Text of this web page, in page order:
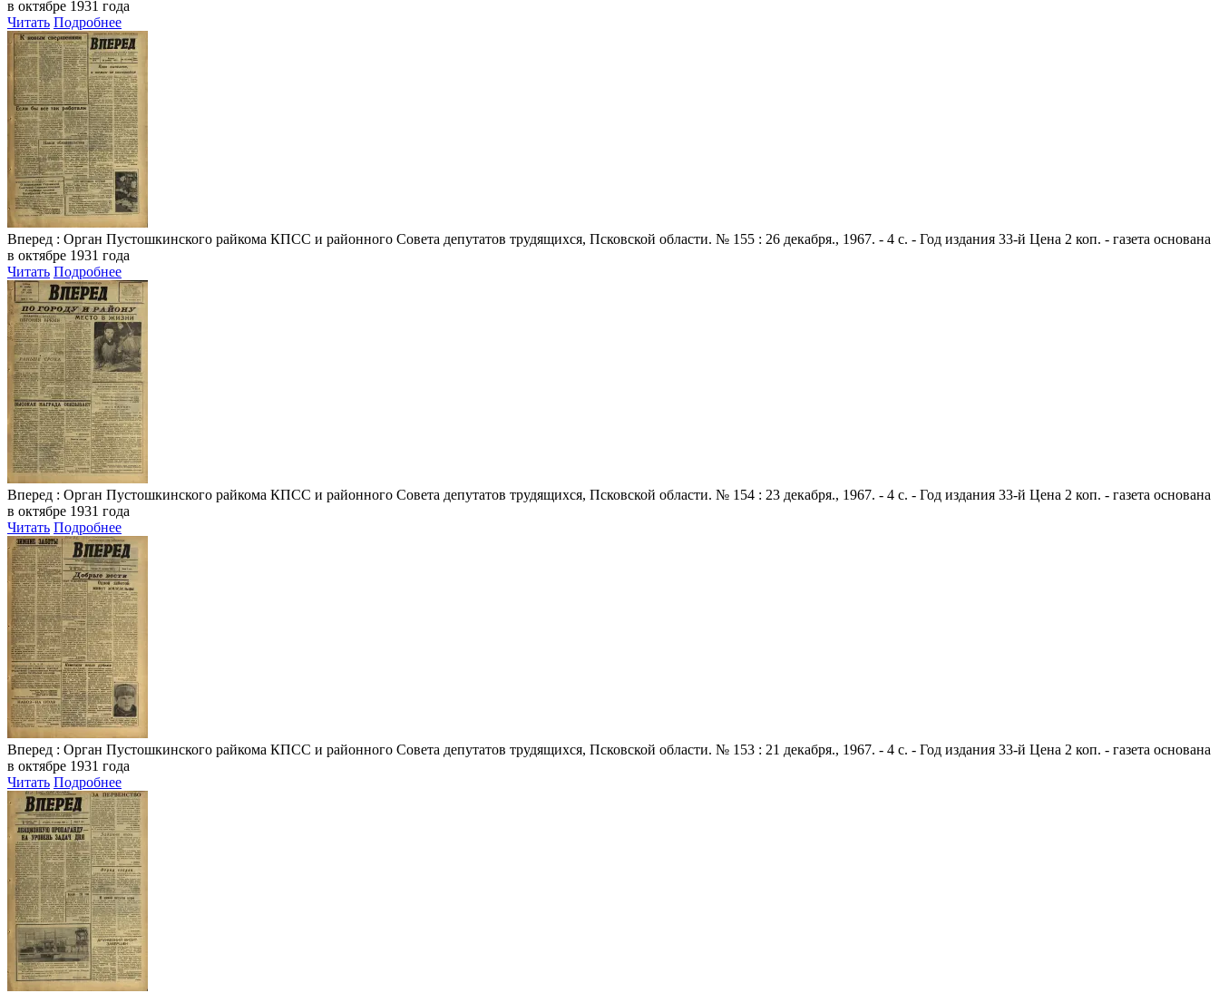
в октябре 1931 года
Читать Подробнее
Вперед : Орган Пустошкинского райкома КПСС и районного Совета депутатов трудящихся, Псковской области. № 155 : 26 декабря., 1967. - 4 с. - Год издания 33-й Цена 2 коп. - газета основана
в октябре 1931 года
Читать Подробнее
Вперед : Орган Пустошкинского райкома КПСС и районного Совета депутатов трудящихся, Псковской области. № 154 : 23 декабря., 1967. - 4 с. - Год издания 33-й Цена 2 коп. - газета основана
в октябре 1931 года
Читать Подробнее
Вперед : Орган Пустошкинского райкома КПСС и районного Совета депутатов трудящихся, Псковской области. № 153 : 21 декабря., 1967. - 4 с. - Год издания 33-й Цена 2 коп. - газета основана
в октябре 1931 года
Читать Подробнее